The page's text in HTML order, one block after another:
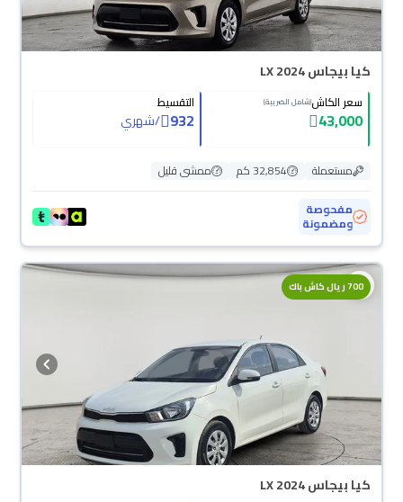
كيا بيجاس LX 2024
سعر الكاش(شامل الضريبة)
43,000
التقسيط
932
/شهري
مستعملة 32,854 كم
ممشى قليل
مفحوصة
ومضمونة
700 ريال كاش باك
كيا بيجاس LX 2024